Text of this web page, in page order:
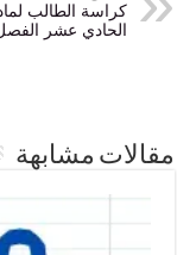
الطالب لمادة
عشر الفصل الدراسي
مشابهة